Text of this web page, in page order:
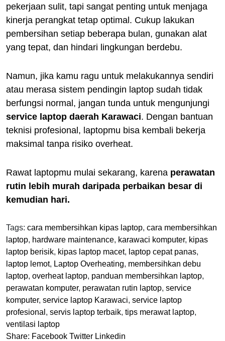
pekerjaan sulit, tapi sangat penting untuk menjaga
kinerja perangkat tetap optimal. Cukup lakukan
pembersihan setiap beberapa bulan, gunakan alat
yang tepat, dan hindari lingkungan berdebu.
Namun, jika kamu ragu untuk melakukannya sendiri
atau merasa sistem pendingin laptop sudah tidak
berfungsi normal, jangan tunda untuk mengunjungi
service laptop daerah Karawaci. Dengan bantuan
teknisi profesional, laptopmu bisa kembali bekerja
maksimal tanpa risiko overheat.
Rawat laptopmu mulai sekarang, karena perawatan
rutin lebih murah daripada perbaikan besar di
kemudian hari.
Tags: cara membersihkan kipas laptop, cara membersihkan
laptop, hardware maintenance, karawaci komputer, kipas
laptop berisik, kipas laptop macet, laptop cepat panas,
laptop lemot, Laptop Overheating, membersihkan debu
laptop, overheat laptop, panduan membersihkan laptop,
perawatan komputer, perawatan rutin laptop, service
komputer, service laptop Karawaci, service laptop
profesional , servis laptop terbaik, tips merawat laptop,
ventilasi laptop
Share: Facebook Twitter Linkedin